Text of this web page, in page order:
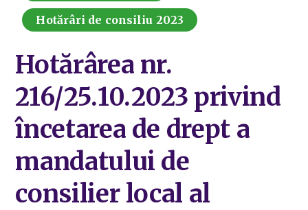
Hotărâri de consiliu 2023
Hotărârea nr.
216/25.10.2023 privind
încetarea de drept a
mandatului de
consilier local al